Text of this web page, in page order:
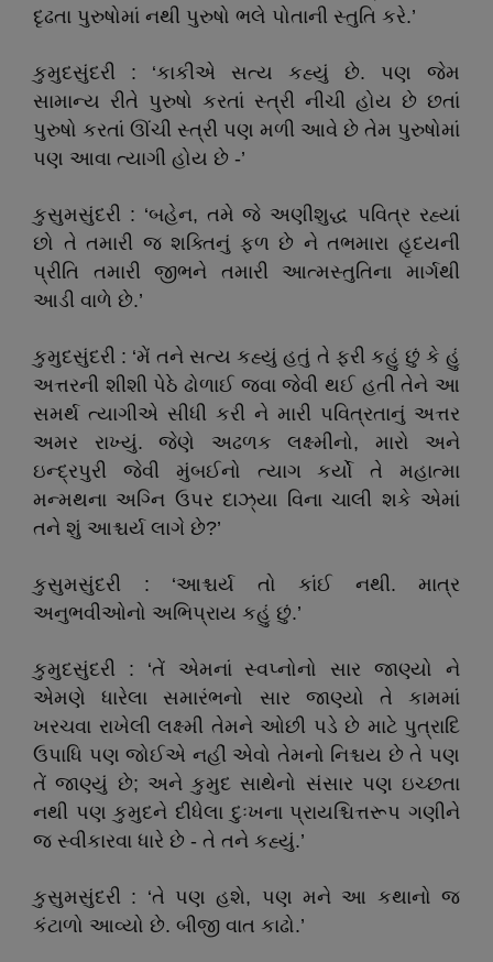
દૃઢતા પુરુષોમાં નથી પુરુષો ભલે પોતાની સ્તુતિ કરે.’
કુમુદસુંદરી : ‘કાકીએ સત્ય કહ્યું છે. પણ જેમ
સામાન્ય રીતે પુરુષો કરતાં સ્ત્રી નીચી હોય છે છતાં
પુરુષો કરતાં ઊંચી સ્ત્રી પણ મળી આવે છે તેમ પુરુષોમાં
પણ આવા ત્યાગી હોય છે -’
કુસુમસુંદરી : ‘બહેન, તમે જે અણીશુદ્ધ પવિત્ર રહ્યાં
છો તે તમારી જ શક્તિનું ફળ છે ને તભમારા હૃદયની
પ્રીતિ તમારી જીભને તમારી આત્મસ્તુતિના માર્ગથી
આડી વાળે છે.’
કુમુદસુંદરી : ‘મેં તને સત્ય કહ્યું હતું તે ફરી કહું છું કે હું
અત્તરની શીશી પેઠે ઢોળાઈ જવા જેવી થઈ હતી તેને આ
સમર્થ ત્યાગીએ સીધી કરી ને મારી પવિત્રતાનું અત્તર
અમર રાખ્યું. જેણે અઢળક લક્ષ્મીનો, મારો અને
ઇન્દ્રપુરી જેવી મુંબઈનો ત્યાગ કર્યો તે મહાત્મા
મન્મથના અગ્નિ ઉપર દાઝ્‌યા વિના ચાલી શકે એમાં
તને શું આશ્ચર્ય લાગે છે?’
કુસુમસુંદરી : ‘આશ્ચર્ય તો કાંઈ નથી. માત્ર
અનુભવીઓનો અભિપ્રાય કહું છું.’
કુમુદસુંદરી : ‘તેં એમનાં સ્વપ્નોનો સાર જાણ્યો ને
એમણે ધારેલા સમારંભનો સાર જાણ્યો તે કામમાં
ખરચવા રાખેલી લક્ષ્મી તેમને ઓછી પડે છે માટે પુત્રાદિ
ઉપાધિ પણ જોઈએ નહીં એવો તેમનો નિશ્ચય છે તે પણ
તેં જાણ્યું છે; અને કુમુદ સાથેનો સંસાર પણ ઇચ્છતા
નથી પણ કુમુદને દીધેલા દુઃખના પ્રાયશ્ચિત્તરૂપ ગણીને
જ સ્વીકારવા ધારે છે - તે તને કહ્યું.’
કુસુમસુંદરી : ‘તે પણ હશે, પણ મને આ કથાનો જ
કંટાળો આવ્યો છે. બીજી વાત કાઢો.’